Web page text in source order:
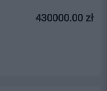
430000.00 zł